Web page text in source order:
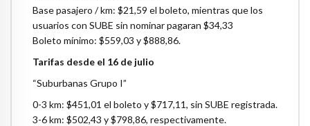
Base pasajero / km: $21,59 el boleto, mientras que los
usuarios con SUBE sin nominar pagaran $34,33
Boleto mínimo: $559,03 y $888,86.
Tarifas desde el 16 de julio
“Suburbanas Grupo I”
0-3 km: $451,01 el boleto y $717,11, sin SUBE registrada.
3-6 km: $502,43 y $798,86, respectivamente.